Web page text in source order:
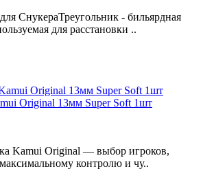
СнукераТреугольник - бильярдная
для расстановки ..
Original 13мм Super Soft 1шт
Kamui Original — выбор игроков,
контролю и чу..